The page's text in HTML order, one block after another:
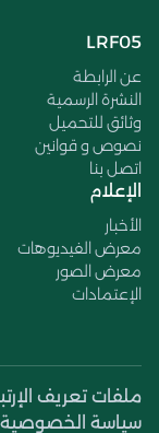
LRF05
عن الرابطة
النشرة الرسمية
وثائق للتحميل
نصوص و قوانين
اتصل بنا
الإعلام
الأخبار
معرض الفيديوهات
معرض الصور
الإعتمادات
ملفات تعريف
سياسة الخصوصية